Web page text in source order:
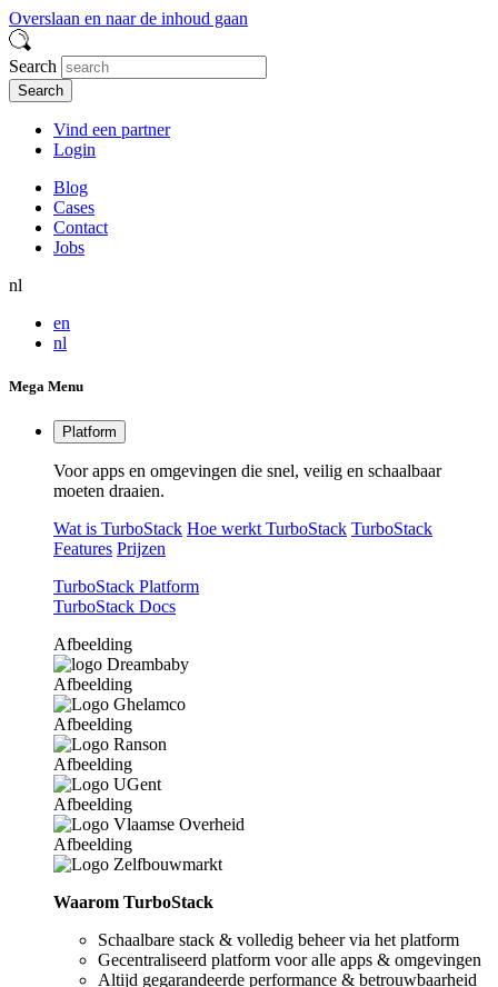
Overslaan en naar de inhoud gaan
Search
Vind een partner
Login
Blog
Cases
Contact
Jobs
nl
en
nl
Mega Menu
Platform
Voor apps en omgevingen die snel, veilig en schaalbaar
moeten draaien.
Wat is TurboStack Hoe werkt TurboStack TurboStack
Features Prijzen
TurboStack Platform
TurboStack Docs
Afbeelding
Afbeelding
Afbeelding
Afbeelding
Afbeelding
Afbeelding
Waarom TurboStack
Schaalbare stack & volledig beheer via het platform
Gecentraliseerd platform voor alle apps & omgevingen
Altijd gegarandeerde performance & betrouwbaarheid